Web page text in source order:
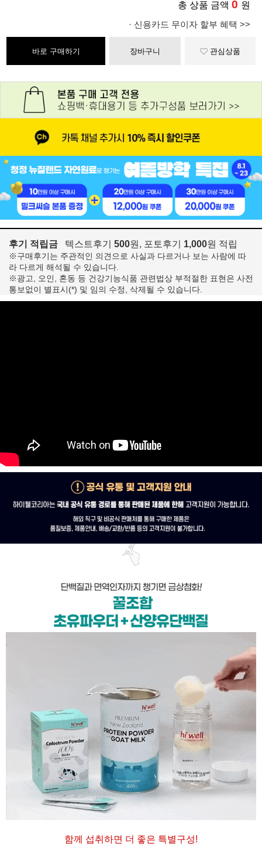
총 상품 금액 0 원
· 신용카드 무이자 할부 혜택 >>
바로 구매하기 장바구니 관심상품
후기 적립금 텍스트후기 500원, 포토후기 1,000원 적립
※구매후기는 주관적인 의견으로 사실과 다르거나 보는 사람에 따
라 다르게 해석될 수 있습니다.
※광고, 오인, 혼동 등 건강기능식품 관련법상 부적절한 표현은 사전
통보없이 별표시(*) 및 임의 수정, 삭제될 수 있습니다.
함께 섭취하면 더 좋은 특별구성!